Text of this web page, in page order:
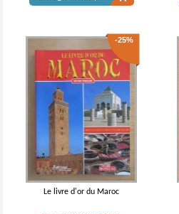
-25%
Le livre d'or du Maroc